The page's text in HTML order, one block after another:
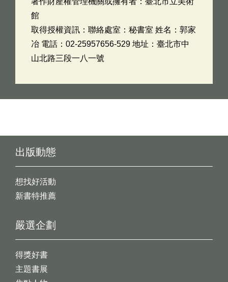
館
取得授權資訊：聯絡處室：秘書室 姓名：郭家
冶 電話：02-25957656-529 地址：臺北市中
山北路三段一八一號
出版動態
想找好活動
新書特推薦
嚴選企劃
得獎好書
主題書展